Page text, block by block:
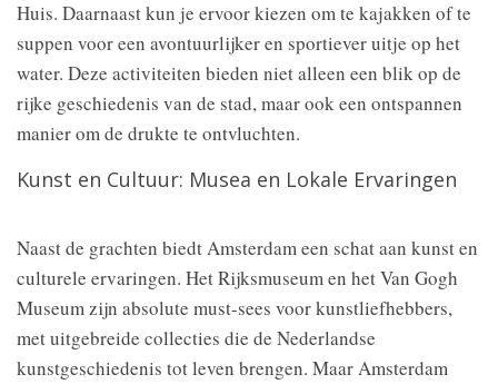
Huis. Daarnaast kun je ervoor kiezen om te kajakken of te
suppen voor een avontuurlijker en sportiever uitje op het
water. Deze activiteiten bieden niet alleen een blik op de
rijke geschiedenis van de stad, maar ook een ontspannen
manier om de drukte te ontvluchten.
Kunst en Cultuur: Musea en Lokale Ervaringen
Naast de grachten biedt Amsterdam een schat aan kunst en
culturele ervaringen. Het Rijksmuseum en het Van Gogh
Museum zijn absolute must-sees voor kunstliefhebbers,
met uitgebreide collecties die de Nederlandse
kunstgeschiedenis tot leven brengen. Maar Amsterdam